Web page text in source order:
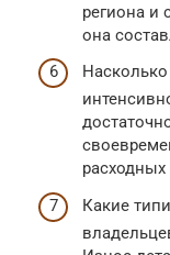
региона и
она
Какие